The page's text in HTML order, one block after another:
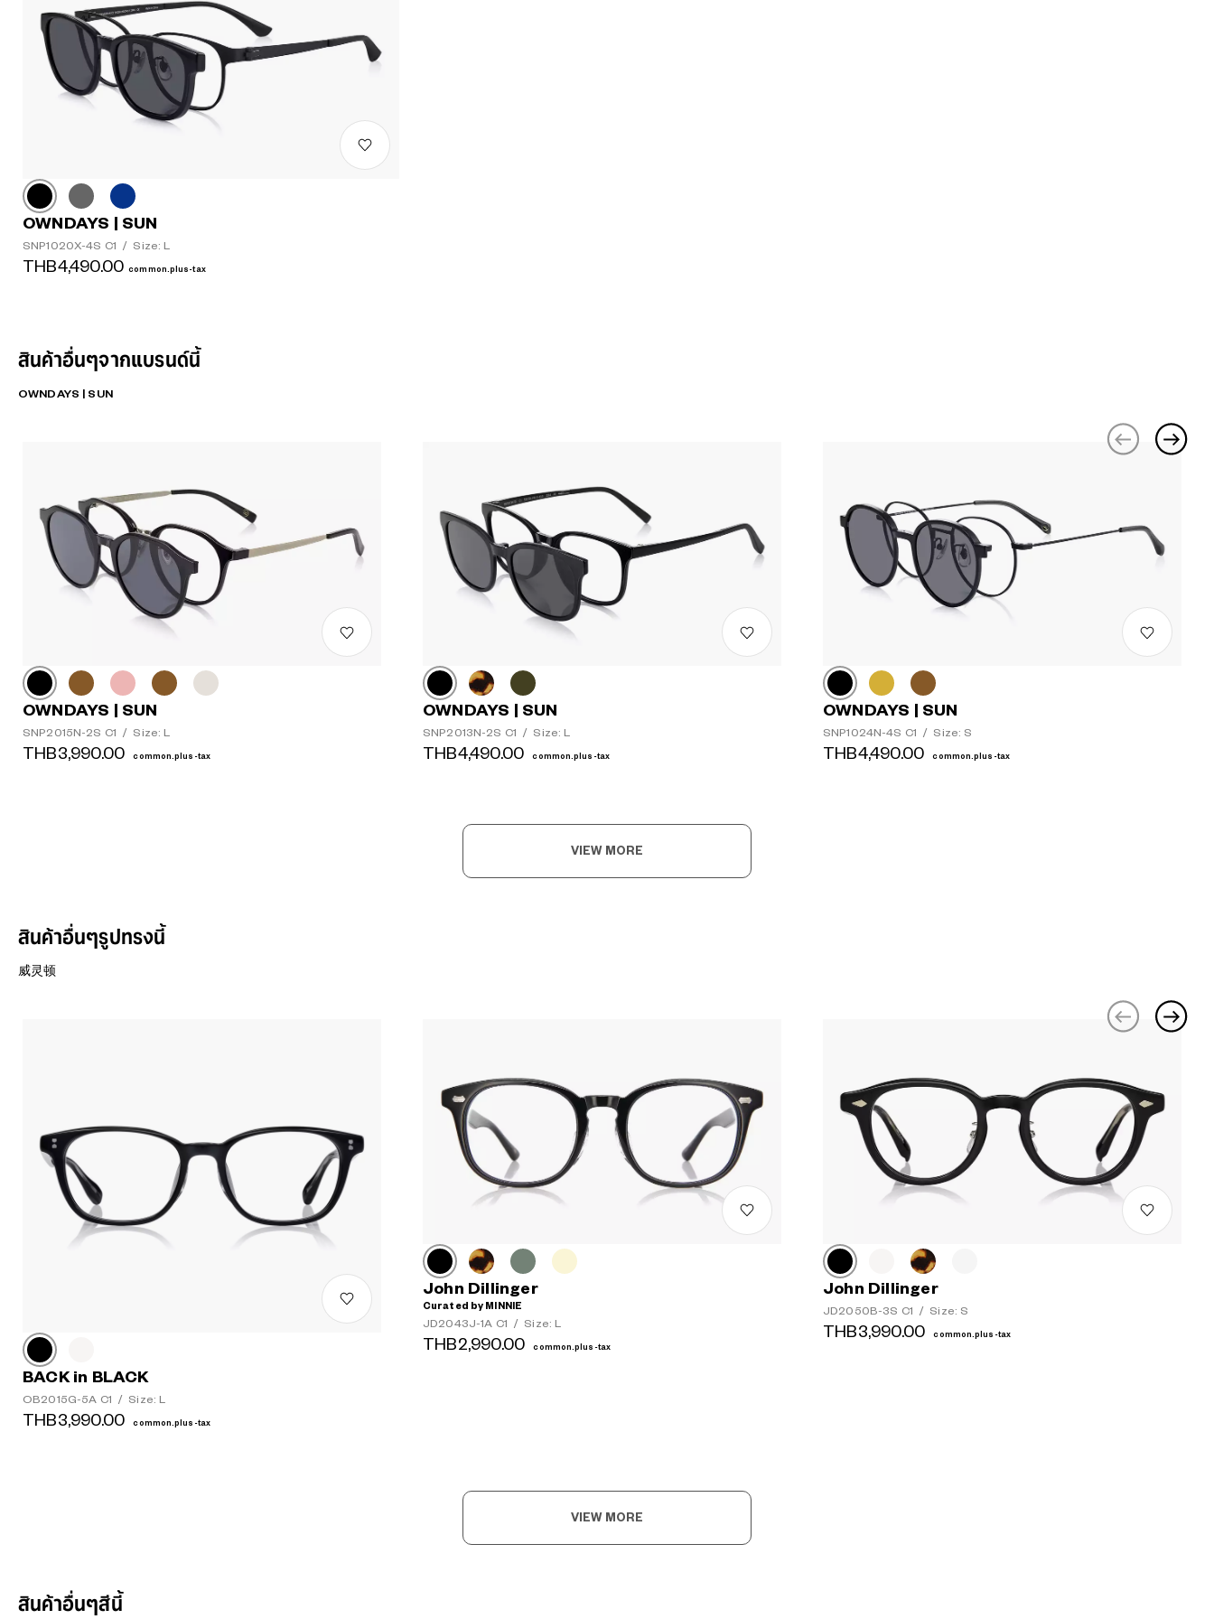
OWNDAYS | SUN
SNP1020X-4S C1 / Size: L
THB4,490.00 common.plus-tax
สินค้าอื่นๆจากแบรนด์นี้
OWNDAYS | SUN
OWNDAYS | SUN
SNP2015N-2S C1 / Size: L
THB3,990.00 common.plus-tax
OWNDAYS | SUN
SNP2013N-2S C1 / Size: L
THB4,490.00 common.plus-tax
OWNDAYS | SUN
SNP1024N-4S C1 / Size: S
THB4,490.00 common.plus-tax
VIEW MORE
สินค้าอื่นๆรูปทรงนี้
威灵顿
BACK in BLACK
OB2015G-5A C1 / Size: L
THB3,990.00 common.plus-tax
John Dillinger
Curated by MINNIE
JD2043J-1A C1 / Size: L
THB2,990.00 common.plus-tax
John Dillinger
JD2050B-3S C1 / Size: S
THB3,990.00 common.plus-tax
VIEW MORE
สินค้าอื่นๆสีนี้